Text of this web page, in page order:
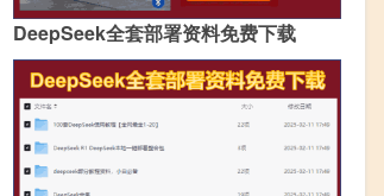
DeepSeek全套部署资料免费下载